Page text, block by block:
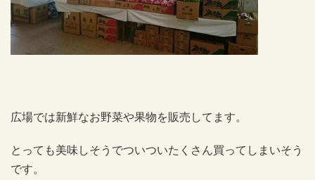
広場では新鮮なお野菜や果物を販売してます。
とっても美味しそうでついついたくさん買ってしまいそう
です。